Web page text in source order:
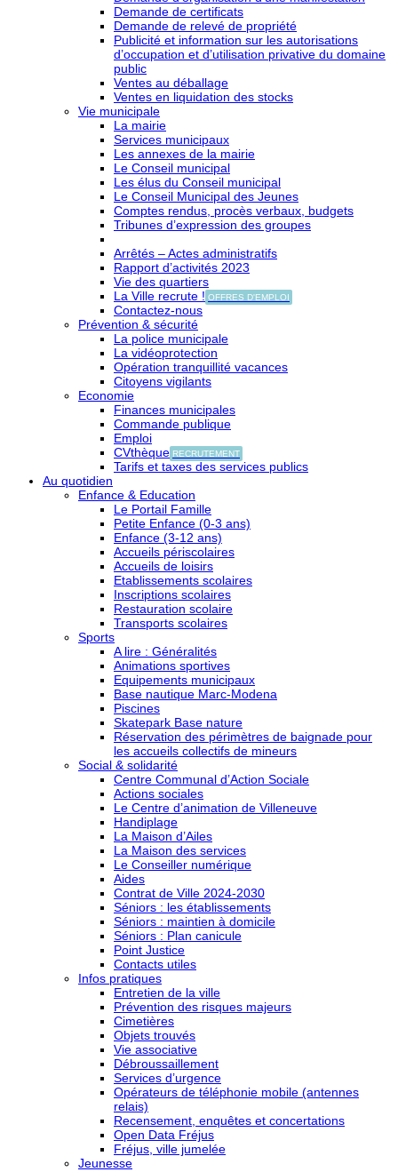
Demande de certificats
Demande de relevé de propriété
Publicité et information sur les autorisations
d’occupation et d’utilisation privative du domaine
public
Ventes au déballage
Ventes en liquidation des stocks
Vie municipale
La mairie
Services municipaux
Les annexes de la mairie
Le Conseil municipal
Les élus du Conseil municipal
Le Conseil Municipal des Jeunes
Comptes rendus, procès verbaux, budgets
Tribunes d’expression des groupes
Arrêtés – Actes administratifs
Rapport d’activités 2023
Vie des quartiers
La Ville recrute ! OFFRES D'EMPLOI
Contactez-nous
Prévention & sécurité
La police municipale
La vidéoprotection
Opération tranquillité vacances
Citoyens vigilants
Economie
Finances municipales
Commande publique
Emploi
CVthèque RECRUTEMENT
Tarifs et taxes des services publics
Au quotidien
Enfance & Education
Le Portail Famille
Petite Enfance (0-3 ans)
Enfance (3-12 ans)
Accueils périscolaires
Accueils de loisirs
Etablissements scolaires
Inscriptions scolaires
Restauration scolaire
Transports scolaires
Sports
A lire : Généralités
Animations sportives
Equipements municipaux
Base nautique Marc-Modena
Piscines
Skatepark Base nature
Réservation des périmètres de baignade pour
les accueils collectifs de mineurs
Social & solidarité
Centre Communal d’Action Sociale
Actions sociales
Le Centre d’animation de Villeneuve
Handiplage
La Maison d’Ailes
La Maison des services
Le Conseiller numérique
Aides
Contrat de Ville 2024-2030
Séniors : les établissements
Séniors : maintien à domicile
Séniors : Plan canicule
Point Justice
Contacts utiles
Infos pratiques
Entretien de la ville
Prévention des risques majeurs
Cimetières
Objets trouvés
Vie associative
Débroussaillement
Services d’urgence
Opérateurs de téléphonie mobile (antennes
relais)
Recensement, enquêtes et concertations
Open Data Fréjus
Fréjus, ville jumelée
Jeunesse